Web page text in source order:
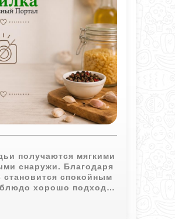
получаются мягкими
снаружи. Благодаря
спокойным
хорошо подходит